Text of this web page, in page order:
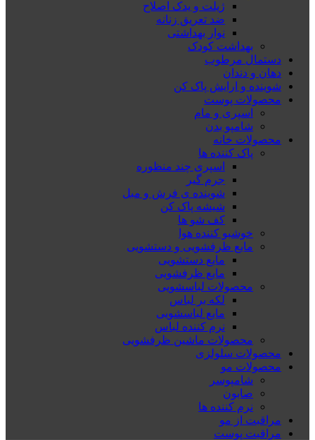
ژیلت و یدک اصلاح
ضد تعریق زنانه
نوار بهداشتی
بهداشت کودک
دستمال مرطوب
دهان و دندان
شوینده و ارایش پاک کن
محصولات پوست
اسپری و مام
شامپو بدن
محصولات خانه
پاک کننده ها
اسپری چند منظوره
جرم گیر
شوینده ی فرش و مبل
شیشه پاک کن
کف شو ها
خوشبو کننده هوا
مایع ظرفشویی و دستشویی
مایع دستشویی
مایع ظرفشویی
محصولات لباسشویی
لکه بر لباس
مایع لباسشویی
نرم کننده لباس
محصولات ماشین ظرفشویی
محصولات سلولزی
محصولات مو
شامپوسر
صابون
نرم کننده ها
مراقبت از مو
مراقبت پوست